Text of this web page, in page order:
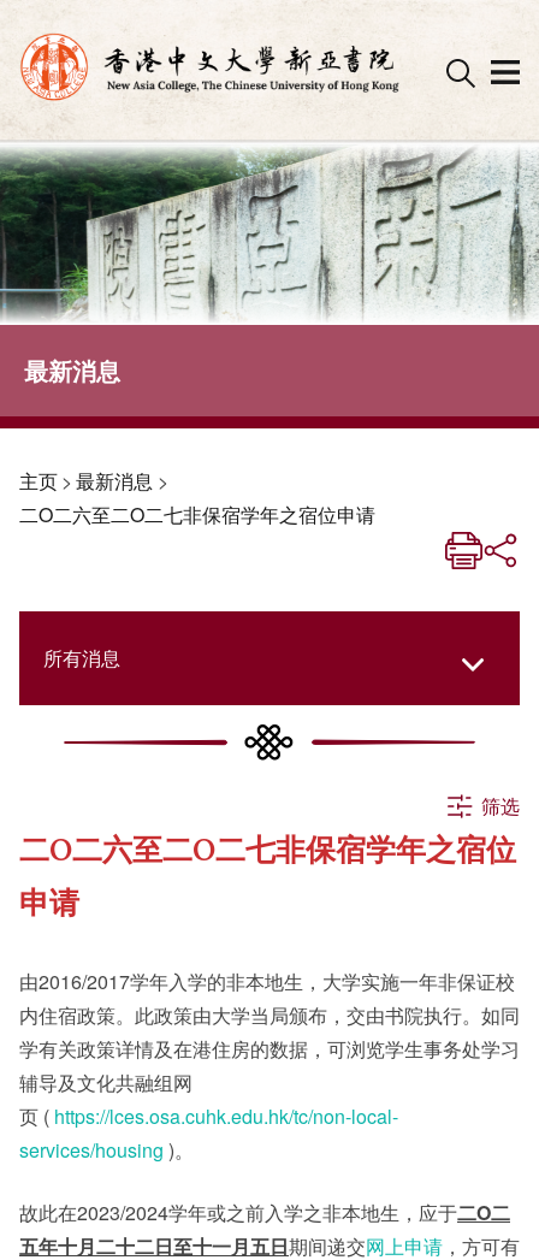
Skip
to
content
最新消息
主页> 最新消息 >
二O二六至二O二七非保宿学年之宿位申请
所有消息
所有消息
活动
公告
其他
筛选
二O二六至二O二七非保宿学年之宿位
申请
由2016/2017学年入学的非本地生，大学实施一年非保证校
内住宿政策。此政策由大学当局颁布，交由书院执行。如同
学有关政策详情及在港住房的数据，可浏览学生事务处学习
辅导及文化共融组网
页 ( https://lces.osa.cuhk.edu.hk/tc/non-local-
services/housing )。
故此在2023/2024学年或之前入学之非本地生，应于二O二
五年十月二十二日至十一月五日期间递交网上申请 ，方可有